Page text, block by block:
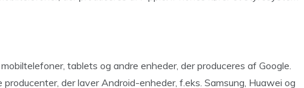
tablets og andre enheder, der produceres af Google.
der laver Android-enheder, f.eks. Samsung, Huawei og